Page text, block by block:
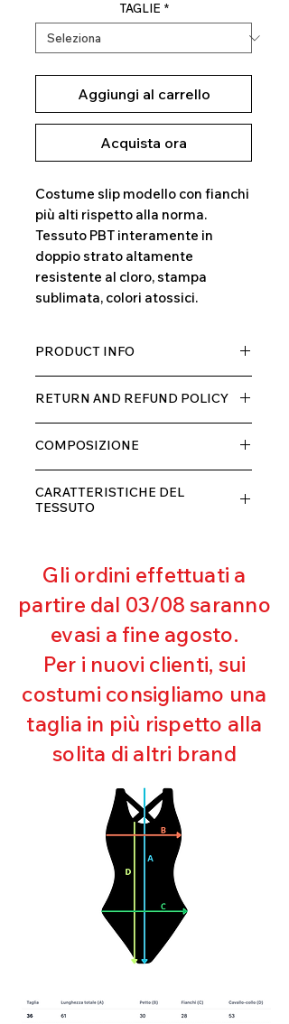
TAGLIE *
Aggiungi al carrello
Acquista ora
Costume slip modello con fianchi
più alti rispetto alla norma.
Tessuto PBT interamente in
doppio strato altamente
resistente al cloro, stampa
sublimata, colori atossici.
PRODUCT INFO
di elastane, molto comodo per chi lo
indossa grazia alla sua elastcità, in
doppio strato con fodera.
RETURN AND REFUND POLICY
entro 10 giorni dal ricevimento,
rimborseremo il cliente, escluse le
spese di spedizione, non appena
riceveremo la merce resa ed
COMPOSIZIONE
20% ELASTANE
CARATTERISTICHE DEL
TESSUTO
Resistente al pilling
Eccellente protezione dai raggi
UV
Ottima copertura
Ultra cloro resistente
Mantenimento della forma
Perfetta vestibilità
Asciugatura rapida
Bielastico
Gli ordini effettuati a
partire dal 03/08 saranno
evasi a fine agosto.
Per i nuovi clienti, sui
costumi consigliamo una
taglia in più rispetto alla
solita di altri brand